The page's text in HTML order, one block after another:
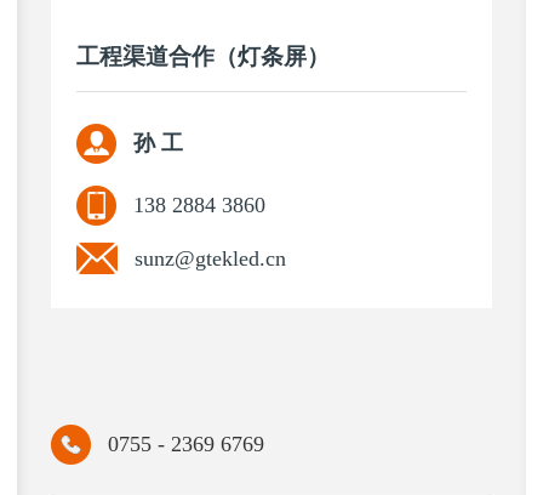
工程渠道合作（灯条屏）
孙 工
138 2884 3860
sunz@gtekled.cn
0755 - 2369 6769